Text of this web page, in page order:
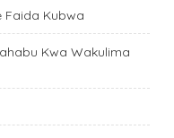
Faida Kubwa
Kwa Wakulima